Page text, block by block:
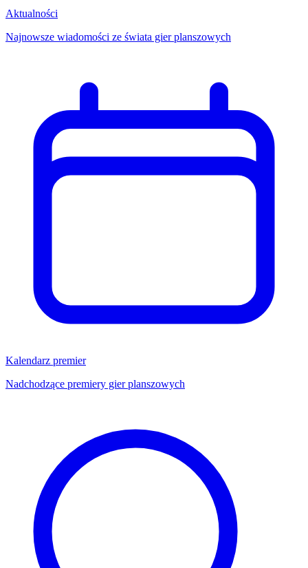
Aktualności
Najnowsze wiadomości ze świata gier planszowych
Kalendarz premier
Nadchodzące premiery gier planszowych